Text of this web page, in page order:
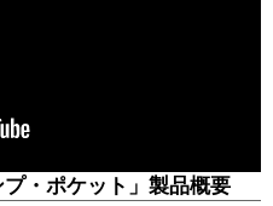
プ・ポケット」製品概要